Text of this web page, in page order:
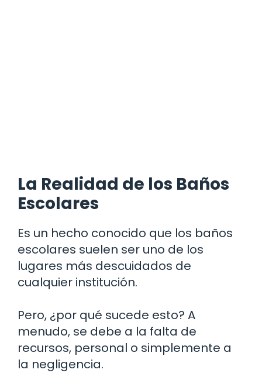
La Realidad de los Baños
Escolares
Es un hecho conocido que los baños
escolares suelen ser uno de los
lugares más descuidados de
cualquier institución.
Pero, ¿por qué sucede esto? A
menudo, se debe a la falta de
recursos, personal o simplemente a
la negligencia.